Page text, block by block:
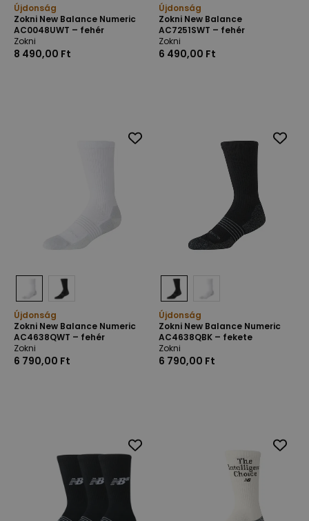
Újdonság
Zokni New Balance Numeric
AC0048UWT – fehér
Zokni
8 490,00 Ft
Újdonság
Zokni New Balance
AC7251SWT – fehér
Zokni
6 490,00 Ft
Újdonság
Zokni New Balance Numeric
AC4638QWT – fehér
Zokni
6 790,00 Ft
Újdonság
Zokni New Balance Numeric
AC4638QBK – fekete
Zokni
6 790,00 Ft